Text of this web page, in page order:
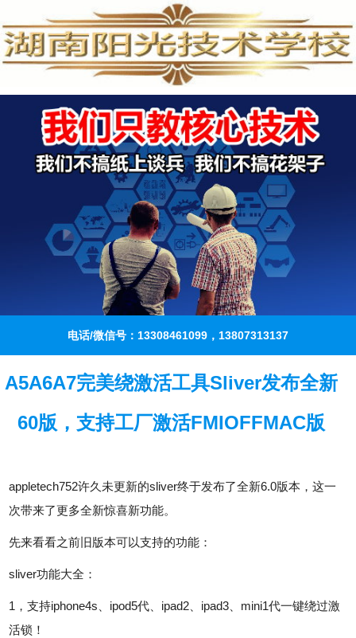
电话/微信号：13308461099，13807313137
A5A6A7完美绕激活工具Sliver发布全新
60版，支持工厂激活FMIOFFMAC版
appletech752许久未更新的sliver终于发布了全新6.0版本，这一
次带来了更多全新惊喜新功能。
先来看看之前旧版本可以支持的功能：
sliver功能大全：
1，支持iphone4s、ipod5代、ipad2、ipad3、mini1代一键绕过激
活锁！